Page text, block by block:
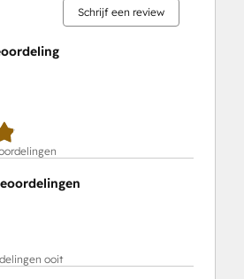
Demo Certification
Software
Marketing Certification II
Foundations
Schrijf een review
ooit